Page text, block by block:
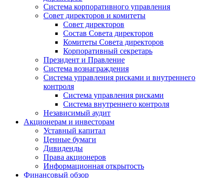
Система корпоративного управления
Совет директоров и комитеты
Совет директоров
Состав Совета директоров
Комитеты Совета директоров
Корпоративный секретарь
Президент и Правление
Система вознаграждения
Система управления рисками и внутреннего
контроля
Система управления рисками
Система внутреннего контроля
Независимый аудит
Акционерам и инвесторам
Уставный капитал
Ценные бумаги
Дивиденды
Права акционеров
Информационная открытость
Финансовый обзор